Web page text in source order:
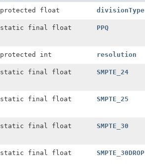
protected float
divisionType
static final float PPQ
protected int resolution
static final float SMPTE_24
static final float SMPTE_25
static final float SMPTE_30
static final float SMPTE_30DROP